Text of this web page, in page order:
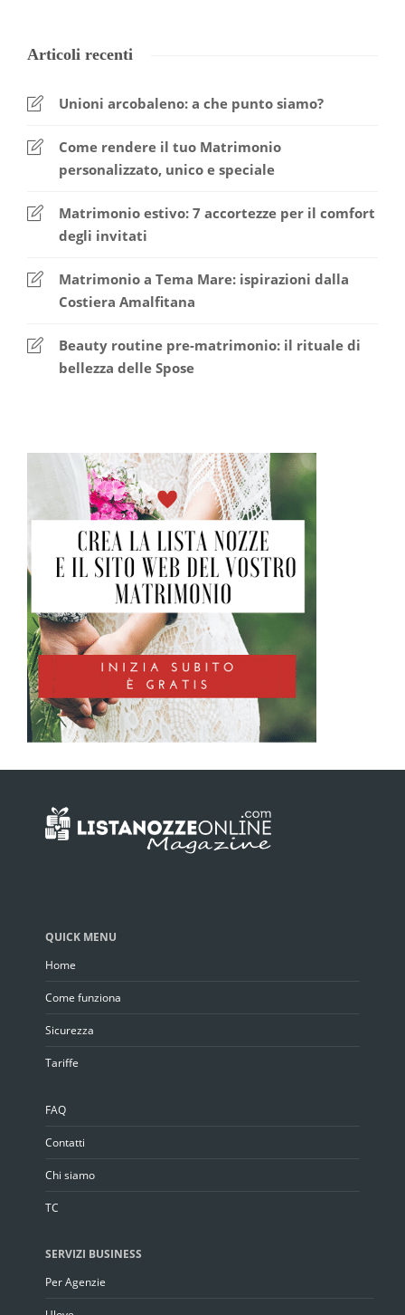
Articoli recenti
Unioni arcobaleno: a che punto siamo?
Come rendere il tuo Matrimonio
personalizzato, unico e speciale
Matrimonio estivo: 7 accortezze per il comfort
degli invitati
Matrimonio a Tema Mare: ispirazioni dalla
Costiera Amalfitana
Beauty routine pre-matrimonio: il rituale di
bellezza delle Spose
QUICK MENU
Home
Come funziona
Sicurezza
Tariffe
FAQ
Contatti
Chi siamo
TC
SERVIZI BUSINESS
Per Agenzie